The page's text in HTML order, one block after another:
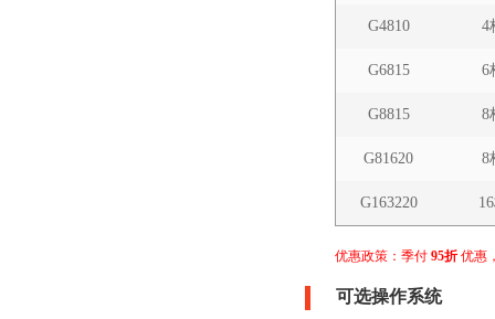
G4810 4
G6815 6
G8815 8
G81620 8
G163220
优惠政策：季付 95折优惠
可选操作系统